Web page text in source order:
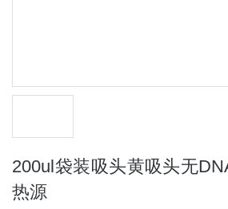
200ul袋装吸头黄吸头无
热源